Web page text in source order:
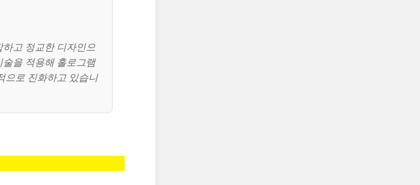
고 정교한 디자인으
을 적용해 홀로그램
으로 진화하고 있습니